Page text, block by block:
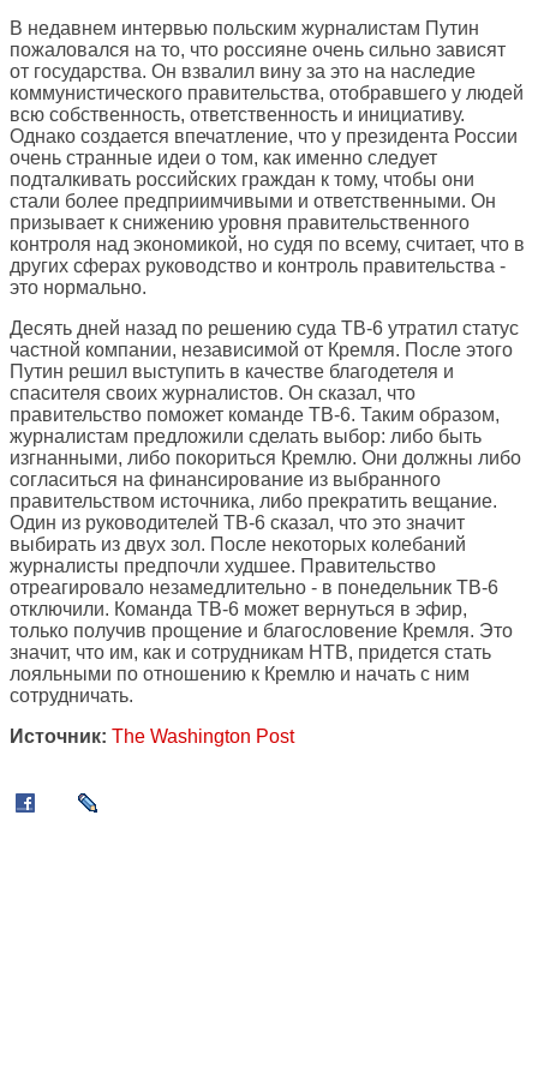
В недавнем интервью польским журналистам Путин
пожаловался на то, что россияне очень сильно зависят
от государства. Он взвалил вину за это на наследие
коммунистического правительства, отобравшего у людей
всю собственность, ответственность и инициативу.
Однако создается впечатление, что у президента России
очень странные идеи о том, как именно следует
подталкивать российских граждан к тому, чтобы они
стали более предприимчивыми и ответственными. Он
призывает к снижению уровня правительственного
контроля над экономикой, но судя по всему, считает, что в
других сферах руководство и контроль правительства -
это нормально.
Десять дней назад по решению суда ТВ-6 утратил статус
частной компании, независимой от Кремля. После этого
Путин решил выступить в качестве благодетеля и
спасителя своих журналистов. Он сказал, что
правительство поможет команде ТВ-6. Таким образом,
журналистам предложили сделать выбор: либо быть
изгнанными, либо покориться Кремлю. Они должны либо
согласиться на финансирование из выбранного
правительством источника, либо прекратить вещание.
Один из руководителей ТВ-6 сказал, что это значит
выбирать из двух зол. После некоторых колебаний
журналисты предпочли худшее. Правительство
отреагировало незамедлительно - в понедельник ТВ-6
отключили. Команда ТВ-6 может вернуться в эфир,
только получив прощение и благословение Кремля. Это
значит, что им, как и сотрудникам НТВ, придется стать
лояльными по отношению к Кремлю и начать с ним
сотрудничать.
Источник: The Washington Post